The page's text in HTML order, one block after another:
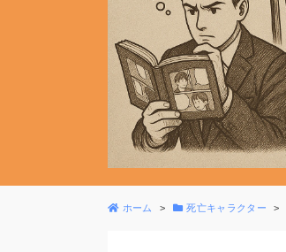
ホーム 死亡キャラクター